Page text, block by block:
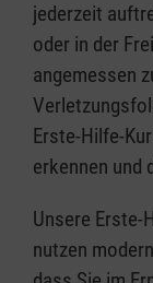
jederzeit
oder in der
angemessen
Erste-Hilfe-
erkennen und
Unsere Erste-
nutzen